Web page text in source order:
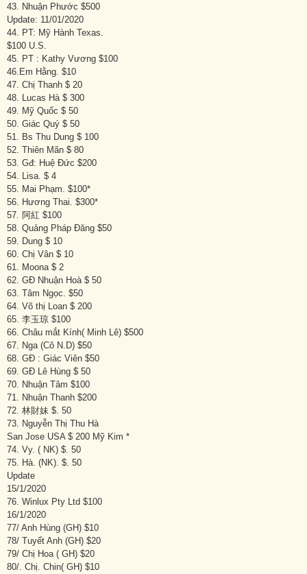
43. Nhuận Phước $500
Update: 11/01/2020
44. PT: Mỹ Hành Texas.
$100 U.S.
45. PT : Kathy Vương $100
46.Em Hằng. $10
47. Chị Thanh $ 20
48. Lucas Hà $ 300
49. Mỹ Quốc $ 50
50. Giác Quý $ 50
51. Bs Thu Dung $ 100
52. Thiên Mãn $ 80
53. Gđ: Huệ Đức $200
54. Lisa. $ 4
55. Mai Phạm. $100*
56. Hương Thai. $300*
57. 阿紅 $100
58. Quảng Pháp Đăng $50
59. Dung $ 10
60. Chị Vân $ 10
61. Moona $ 2
62. GĐ Nhuận Hoà $ 50
63. Tâm Ngọc. $50
64. Võ thị Loan $ 200
65. 李玉琼 $100
66. Châu mắt Kính( Minh Lê) $500
67. Nga (Cô N.D) $50
68. GĐ : Giác Viên $50
69. GĐ Lê Hùng $ 50
70. Nhuận Tâm $100
71. Nhuận Thanh $200
72. 林財妹 $. 50
73. Nguyễn Thị Thu Hà
San Jose USA $ 200 Mỹ Kim *
74. Vy. ( NK) $. 50
75. Hà. (NK). $. 50
Update
15/1/2020
76. Winlux Pty Ltd $100
16/1/2020
77/ Anh Hùng (GH) $10
78/ Tuyết Anh (GH) $20
79/ Chị Hoa ( GH) $20
80/. Chị. Chin( GH) $10